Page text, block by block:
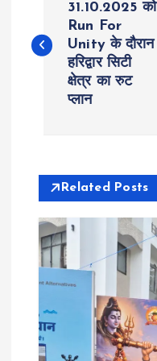
s
a
v
g
a
31.10.2025 को
Run For
Unity के दौरान
हरिद्वार सिटी
क्षेत्र का रुट
प्लान
Related Posts